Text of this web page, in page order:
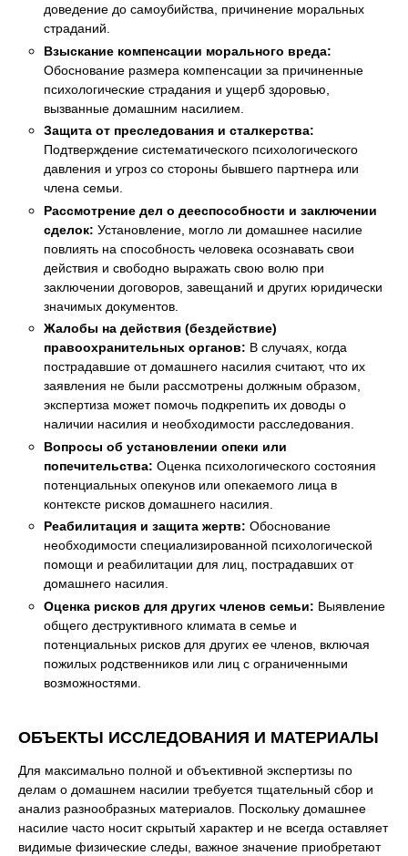
доведение до самоубийства, причинение моральных
страданий.
Взыскание компенсации морального вреда:
Обоснование размера компенсации за причиненные
психологические страдания и ущерб здоровью,
вызванные домашним насилием.
Защита от преследования и сталкерства:
Подтверждение систематического психологического
давления и угроз со стороны бывшего партнера или
члена семьи.
Рассмотрение дел о дееспособности и заключении
сделок: Установление, могло ли домашнее насилие
повлиять на способность человека осознавать свои
действия и свободно выражать свою волю при
заключении договоров, завещаний и других юридически
значимых документов.
Жалобы на действия (бездействие)
правоохранительных органов: В случаях, когда
пострадавшие от домашнего насилия считают, что их
заявления не были рассмотрены должным образом,
экспертиза может помочь подкрепить их доводы о
наличии насилия и необходимости расследования.
Вопросы об установлении опеки или
попечительства: Оценка психологического состояния
потенциальных опекунов или опекаемого лица в
контексте рисков домашнего насилия.
Реабилитация и защита жертв: Обоснование
необходимости специализированной психологической
помощи и реабилитации для лиц, пострадавших от
домашнего насилия.
Оценка рисков для других членов семьи: Выявление
общего деструктивного климата в семье и
потенциальных рисков для других ее членов, включая
пожилых родственников или лиц с ограниченными
возможностями.
ОБЪЕКТЫ ИССЛЕДОВАНИЯ И МАТЕРИАЛЫ
Для максимально полной и объективной экспертизы по
делам о домашнем насилии требуется тщательный сбор и
анализ разнообразных материалов. Поскольку домашнее
насилие часто носит скрытый характер и не всегда оставляет
видимые физические следы, важное значение приобретают